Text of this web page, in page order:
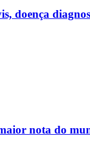
doença
nota do